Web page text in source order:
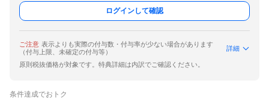
ログインして確認
ご注意 表示よりも実際の付与数・付与率が少ない場合があります
（付与上限、未確定の付与等）
詳細
原則税抜価格が対象です。特典詳細は内訳でご確認ください。
条件達成でおトク